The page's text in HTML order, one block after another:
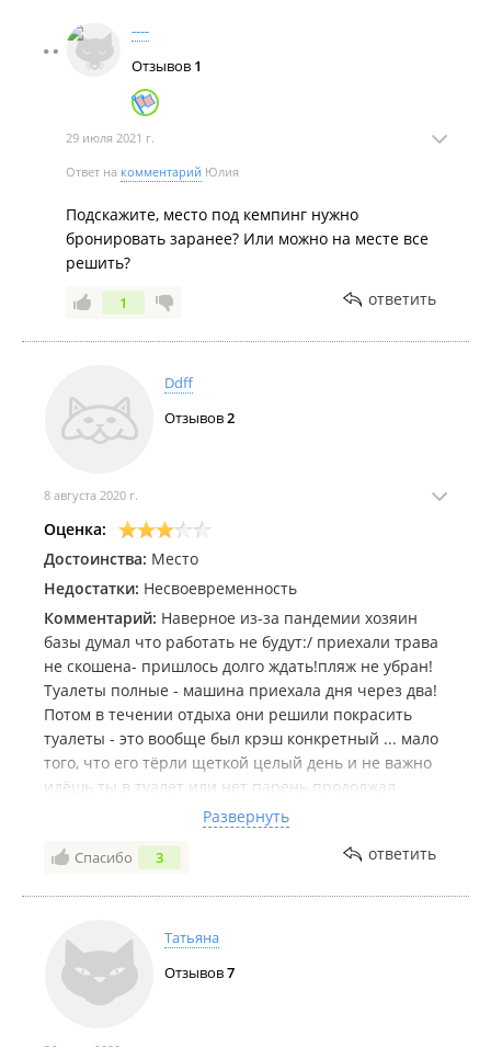
----
Отзывов 1
29 июля 2021 г.
Ответ на комментарий Юлия
Подскажите, место под кемпинг нужно
бронировать заранее? Или можно на месте все
решить?
1 ответить
Ddff
Отзывов2
8 августа 2020 г.
Оценка:
Достоинства: Место
Недостатки: Несвоевременность
Комментарий: Наверное из-за пандемии хозяин
базы думал что работать не будут:/ приехали трава
не скошена- пришлось долго ждать!пляж не убран!
Туалеты полные - машина приехала дня через два!
Потом в течении отдыха они решили покрасить
туалеты - это вообще был крэш конкретный ... мало
того, что его тёрли щеткой целый день и не важно
идёшь ты в туалет или нет парень продолжал
Шеркать его:-// а на следующий день его вообще
покрасили(с тем учетом что туалет состоит из 4
кабинок и он единственный селевой стороны) и я
как никогда, что с одной, что с другой стороны
...раньше ездили с большим удовольствием но
больше желания ехать в такую Даль нет
Развернуть
Спасибо 3 ответить
Татьяна
Отзывов7